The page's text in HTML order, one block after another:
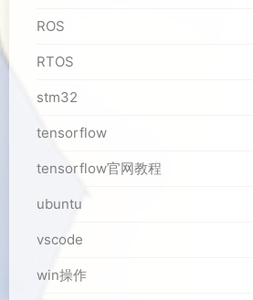
ROS
RTOS
stm32
tensorflow
tensorflow官网教程
ubuntu
vscode
win操作